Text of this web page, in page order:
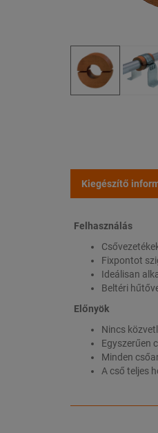
Kiegészítő
Felhasználás
Fixpontot
Ideálisan
Beltéri
Előnyök
Nincs
Egyszerűen
Minden
A cső teljes